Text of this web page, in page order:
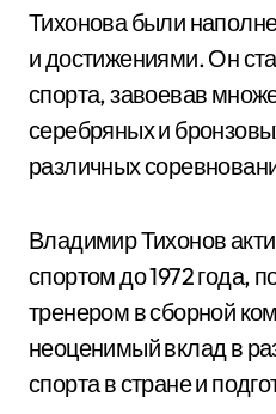
Тихонова были
и достижениями. Он
спорта, завоевав
серебряных и
различных
Владимир Тихонов
спортом до 1972 года,
тренером в сборной
неоценимый вклад в
спорта в стране и